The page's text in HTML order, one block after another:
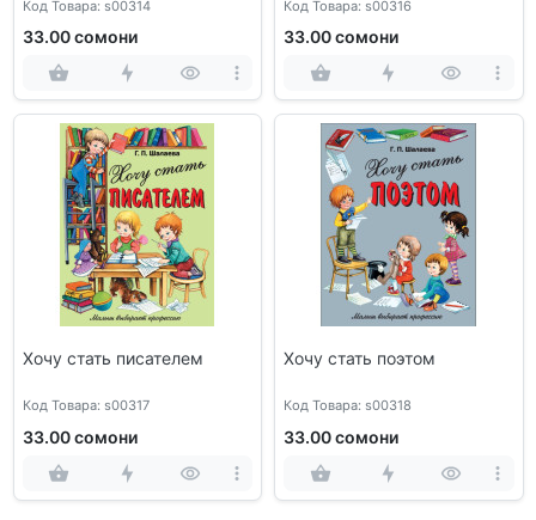
Код Товара: s00314
33.00 сомони
Код Товара: s00316
33.00 сомони
Хочу стать писателем
Код Товара: s00317
33.00 сомони
Хочу стать поэтом
Код Товара: s00318
33.00 сомони